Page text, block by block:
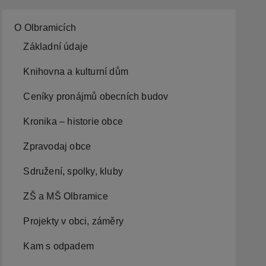
O Olbramicích
Základní údaje
Knihovna a kulturní dům
Ceníky pronájmů obecních budov
Kronika – historie obce
Zpravodaj obce
Sdružení, spolky, kluby
ZŠ a MŠ Olbramice
Projekty v obci, záměry
Kam s odpadem